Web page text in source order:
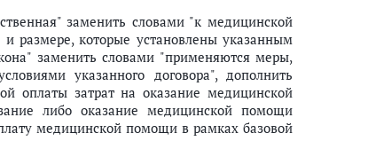
заменить словами "к медицинской
размере, которые установлены указанным
заменить словами "применяются меры,
указанного договора", дополнить
оплаты затрат на оказание медицинской
либо оказание медицинской помощи
медицинской помощи в рамках базовой